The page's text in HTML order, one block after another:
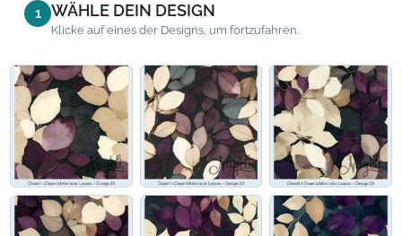
1 WÄHLE DEIN DESIGN
Klicke auf eines der Designs, um fortzufahren.